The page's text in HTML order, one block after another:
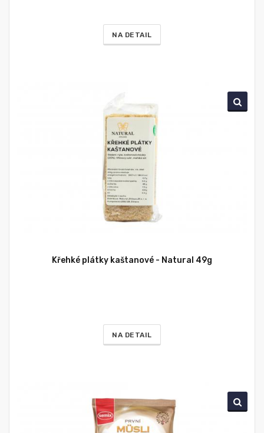
NA DETAIL
Křehké plátky kaštanové - Natural 49g
NA DETAIL